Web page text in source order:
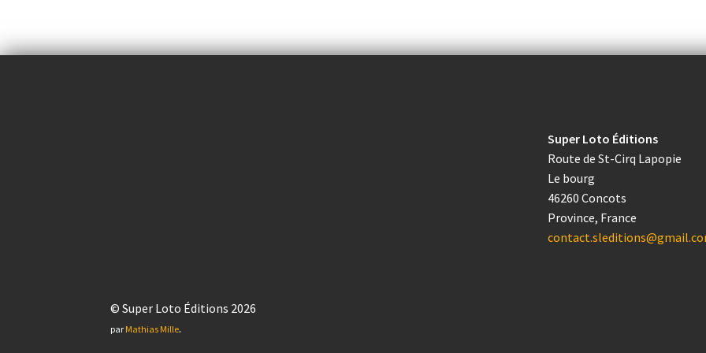
Super Loto Éditions
Route de St-Cirq Lapopie
Le bourg
46260 Concots
Province, France
© Super Loto Éditions 2026
par Mathias Mille.